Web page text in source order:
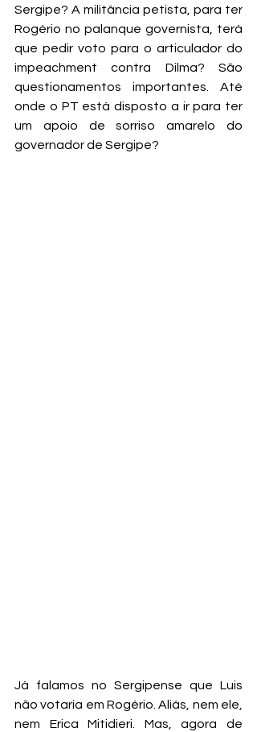
Sergipe? A militância petista, para ter
Rogério no palanque governista, terá
que pedir voto para o articulador do
impeachment contra Dilma? São
questionamentos importantes. Até
onde o PT está disposto a ir para ter
um apoio de sorriso amarelo do
governador de Sergipe?
Já falamos no Sergipense que Luis
não votaria em Rogério. Aliás, nem ele,
nem Erica Mitidieri. Mas, agora de